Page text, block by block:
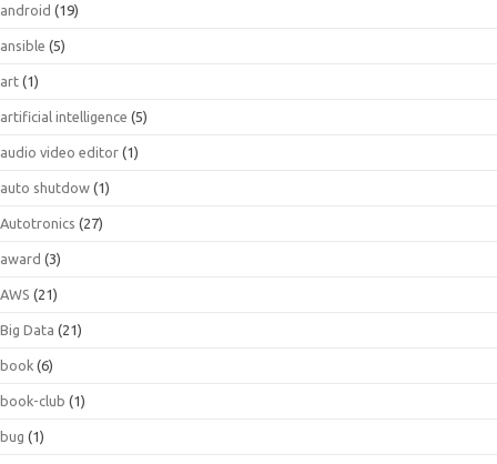
android (19)
ansible (5)
art (1)
artificial intelligence (5)
audio video editor (1)
auto shutdow (1)
Autotronics (27)
award (3)
AWS (21)
Big Data (21)
book (6)
book-club (1)
bug (1)